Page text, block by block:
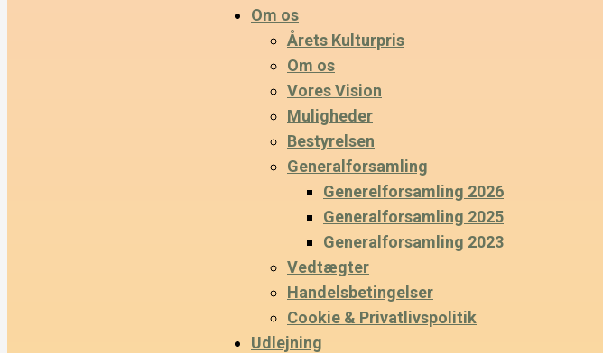
Om os
Årets Kulturpris
Om os
Vores Vision
Muligheder
Bestyrelsen
Generalforsamling
Generelforsamling 2026
Generalforsamling 2025
Generalforsamling 2023
Vedtægter
Handelsbetingelser
Cookie & Privatlivspolitik
Udlejning